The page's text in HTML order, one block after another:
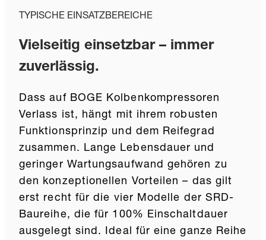
TYPISCHE EINSATZBEREICHE
Vielseitig einsetzbar – immer
zuverlässig.
Dass auf BOGE Kolbenkompressoren
Verlass ist, hängt mit ihrem robusten
Funktionsprinzip und dem Reifegrad
zusammen. Lange Lebensdauer und
geringer Wartungsaufwand gehören zu
den konzeptionellen Vorteilen – das gilt
erst recht für die vier Modelle der SRD-
Baureihe, die für 100% Einschaltdauer
ausgelegt sind. Ideal für eine ganze Reihe